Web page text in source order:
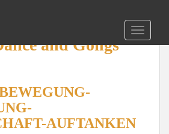
and Gongs
AUFTANKEN